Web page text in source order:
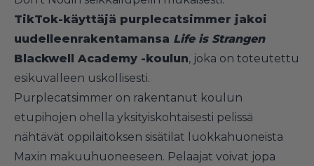
TikTok-käyttäjä purplecatsimmer jakoi
uudelleenrakentamansa Life is Strangen
Blackwell Academy -koulun, joka on toteutettu
esikuvalleen uskollisesti.
Purplecatsimmer on rakentanut koulun
etupihojen ohella yksityiskohtaisesti pelissä
nähtävät oppilaitoksen sisätilat luokkahuoneista
Maxin makuuhuoneeseen. Pelaajat voivat jopa